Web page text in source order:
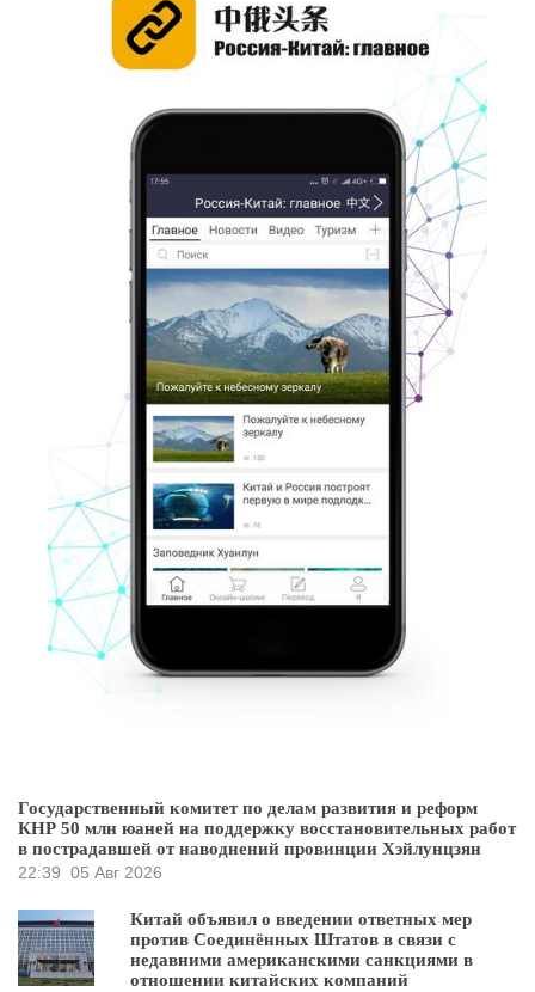
Государственный комитет по делам развития и реформ
КНР 50 млн юаней на поддержку восстановительных работ
в пострадавшей от наводнений провинции Хэйлунцзян
22:39 05 Авг 2026
Китай объявил о введении ответных мер
против Соединённых Штатов в связи с
недавними американскими санкциями в
отношении китайских компаний